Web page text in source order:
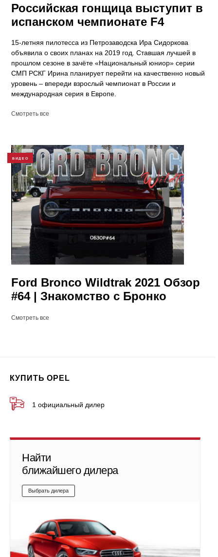
Российская гонщица выступит в
испанском чемпионате F4
15-летняя пилотесса из Петрозаводска Ира Сидоркова
объявила о своих планах на 2019 год. Ставшая лучшей в
прошлом сезоне в зачёте «Национальный юниор» серии
СМП РСКГ Ирина планирует перейти на качественно новый
уровень – впереди взрослый чемпионат в России и
международная серия в Европе.
Смотреть все
ВИДЕО
Ford Bronco Wildtrak 2021 Обзор
#64 | Знакомство с Бронко
Смотреть все
КУПИТЬ OPEL
1 официальный дилер
Найти
ближайшего дилера
Выбрать дилера